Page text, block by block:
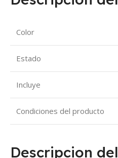
Color
Estado
Incluye
Condiciones del producto
Descripcion